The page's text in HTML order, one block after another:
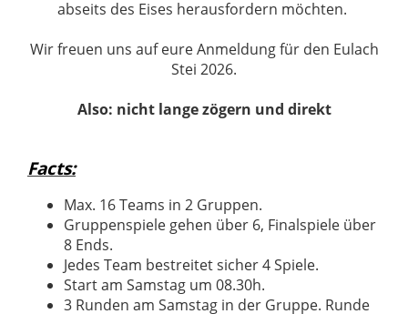
abseits des Eises herausfordern möchten.
Wir freuen uns auf eure Anmeldung für den Eulach
Stei 2026.
Also: nicht lange zögern und direkt
Facts:
Max. 16 Teams in 2 Gruppen.
Gruppenspiele gehen über 6, Finalspiele über
8 Ends.
Jedes Team bestreitet sicher 4 Spiele.
Start am Samstag um 08.30h.
3 Runden am Samstag in der Gruppe. Runde